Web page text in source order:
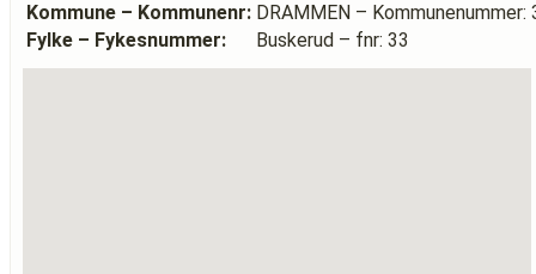
Kommune – Kommunenr: DRAMMEN – Kommunenummer:
Fylke – Fykesnummer:
Buskerud – fnr: 33